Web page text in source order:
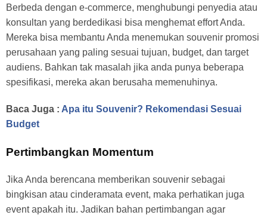
Berbeda dengan e-commerce, menghubungi penyedia atau
konsultan yang berdedikasi bisa menghemat effort Anda.
Mereka bisa membantu Anda menemukan souvenir promosi
perusahaan yang paling sesuai tujuan, budget, dan target
audiens. Bahkan tak masalah jika anda punya beberapa
spesifikasi, mereka akan berusaha memenuhinya.
Baca Juga : Apa itu Souvenir? Rekomendasi Sesuai
Budget
Pertimbangkan Momentum
Jika Anda berencana memberikan souvenir sebagai
bingkisan atau cinderamata event, maka perhatikan juga
event apakah itu. Jadikan bahan pertimbangan agar